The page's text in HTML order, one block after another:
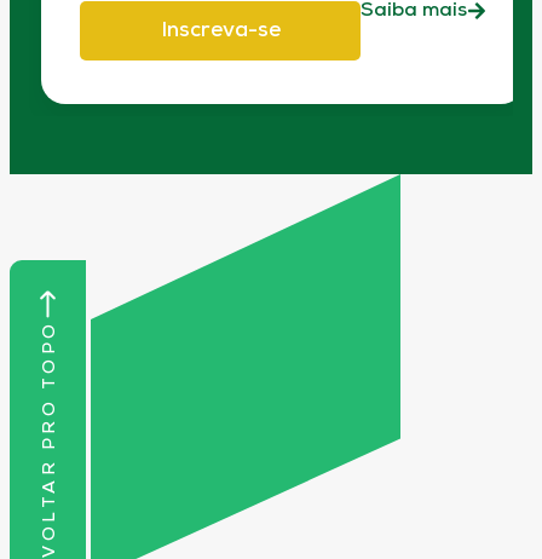
Inscreva-se
Saiba mais
VOLTAR PRO TOPO